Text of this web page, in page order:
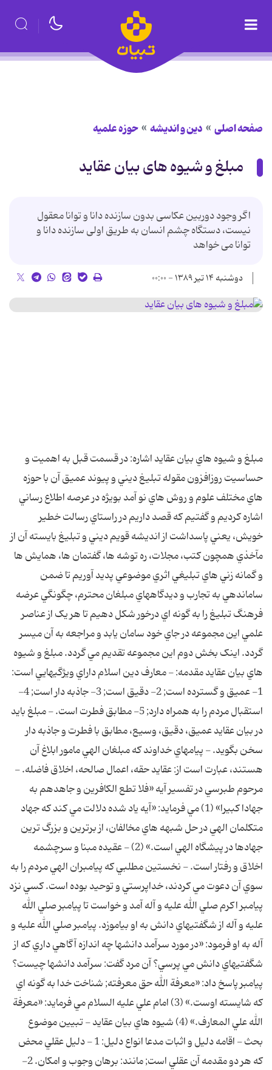
صفحه اصلی دین و اندیشه حوزه علمیه
مبلغ و شیوه های بیان عقاید
اگر وجود دوربین عکاسی بدون سازنده دانا و توانا معقول
نیست، دستگاه چشم انسان به طریق اولی سازنده دانا و
توانا می خواهد
دوشنبه ۱۴ تیر ۱۳۸۹ - ۰۰:۰۰
مبلغ و شيوه هاي بيان عقايد اشاره: در قسمت قبل به اهميت و
حساسيت روزافزون مقوله تبليغ ديني و پيوند عميق آن با حوزه
هاي مختلف علوم و روش هاي نو آمد بويژه در عرصه اطلاع رساني
اشاره کرديم و گفتيم که قصد داريم در راستاي رسالت خطير
خويش، يعني پاسداشت از انديشه قويم ديني و تبليغ بايسته آن از
مآخذي همچون کتب، مجلات، ره توشه ها، گفتمان ها، همايش ها
و گمانه زني هاي تبليغي اثري موضوعي پديد آوريم تا ضمن
ساماندهي به تجارب و ديدگاههاي مبلغان محترم، چگونگي عرضه
فرهنگ تبليغ را به گونه اي درخور شکل دهيم تا هر يک از عناصر
علمي اين مجموعه در جاي خود سامان يابد و مراجعه به آن ميسر
گردد. اينک بخش دوم اين مجموعه تقديم مي گردد. مبلغ و شيوه
هاي بيان عقايد مقدمه: - معارف دين اسلام داراي ويژگيهايي است:
1- عميق و گسترده است; 2- دقيق است; 3- جاذبه دار است; 4-
استقبال مردم را به همراه دارد; 5- مطابق فطرت است. - مبلغ بايد
در بيان عقايد عميق، دقيق، وسيع، مطابق با فطرت و جاذبه دار
سخن بگويد. - پيامهاي خداوند که مبلغان الهي مامور ابلاغ آن
هستند، عبارت است از: عقايد حقه، اعمال صالحه، اخلاق فاضله. -
مرحوم طبرسي در تفسير آيه «فلا تطع الکافرين و جاهدهم به
جهادا کبيرا» (1) مي فرمايد: «آيه ياد شده دلالت مي کند که جهاد
متکلمان الهي در حل شبهه هاي مخالفان، از برترين و بزرگ ترين
جهادها در پيشگاه الهي است.» (2) - عقيده مبنا و سرچشمه
اخلاق و رفتار است. - نخستين مطلبي که پيامبران الهي مردم را به
سوي آن دعوت مي کردند، خداپرستي و توحيد بوده است. کسي نزد
پيامبر اکرم صلي الله عليه و آله آمد و خواست تا پيامبر صلي الله
عليه و آله از شگفتيهاي دانش به او بياموزد. پيامبر صلي الله عليه و
آله به او فرمود: «در مورد سرآمد دانشها چه اندازه آگاهي داري که از
شگفتيهاي دانش مي پرسي؟ آن مرد گفت: سرآمد دانشها چيست؟
پيامبر پاسخ داد: «معرفة الله حق معرفته; شناخت خدا به گونه اي
که شايسته اوست.» (3) امام علي عليه السلام مي فرمايد: «معرفة
الله علي المعارف.» (4) شيوه هاي بيان عقايد - تبيين موضوع
بحث - اقامه دليل و اثبات مدعا انواع دليل: 1 - دليل عقلي محض
که هر دو مقدمه آن عقلي است; مانند: برهان وجوب و امکان. 2-